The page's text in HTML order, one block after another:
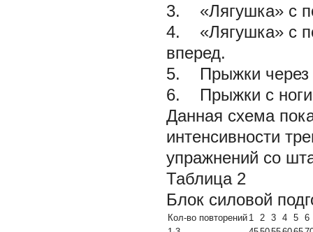
3. «Лягушка» с
4. «Лягушка» с
вперед.
5. Прыжки через
6. Прыжки с ноги
Данная схема
интенсивности
упражнений со
Таблица 2
Блок силовой
Кол-во повторений 1 2 3 4 5 6